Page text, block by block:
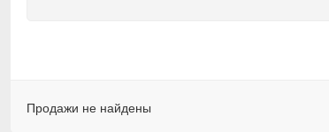
Продажи не найдены